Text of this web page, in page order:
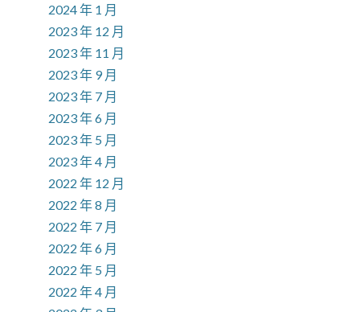
2024 年 1 月
2023 年 12 月
2023 年 11 月
2023 年 9 月
2023 年 7 月
2023 年 6 月
2023 年 5 月
2023 年 4 月
2022 年 12 月
2022 年 8 月
2022 年 7 月
2022 年 6 月
2022 年 5 月
2022 年 4 月